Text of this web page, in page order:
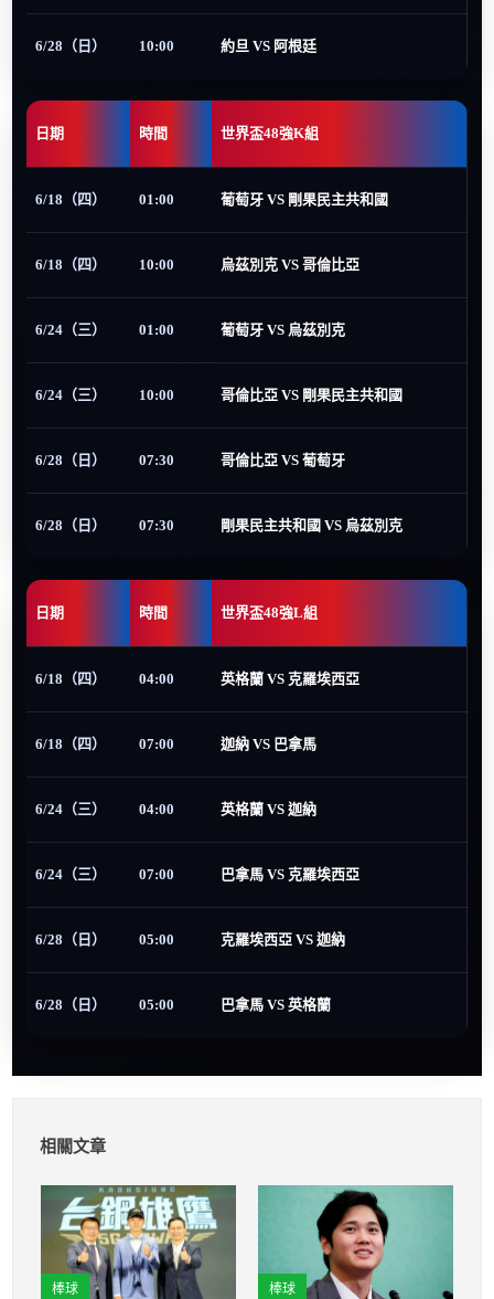
6/28（日） 10:00 約旦 VS 阿根廷
日期 時間 世界盃48強K組
6/18（四） 01:00 葡萄牙 VS 剛果民主共和國
6/18（四） 10:00 烏茲別克 VS 哥倫比亞
6/24（三） 01:00 葡萄牙 VS 烏茲別克
6/24（三） 10:00 哥倫比亞 VS 剛果民主共和國
6/28（日） 07:30 哥倫比亞 VS 葡萄牙
6/28（日） 07:30 剛果民主共和國 VS 烏茲別克
日期 時間 世界盃48強L組
6/18（四） 04:00 英格蘭 VS 克羅埃西亞
6/18（四） 07:00 迦納 VS 巴拿馬
6/24（三） 04:00 英格蘭 VS 迦納
6/24（三） 07:00 巴拿馬 VS 克羅埃西亞
6/28（日） 05:00 克羅埃西亞 VS 迦納
6/28（日） 05:00 巴拿馬 VS 英格蘭
相關文章
棒球 棒球